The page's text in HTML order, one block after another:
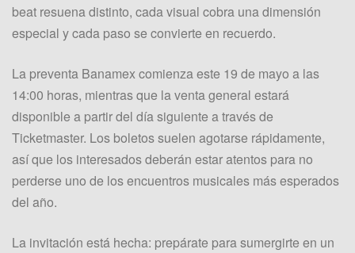
beat resuena distinto, cada visual cobra una dimensión
especial y cada paso se convierte en recuerdo.
La preventa Banamex comienza este 19 de mayo a las
14:00 horas, mientras que la venta general estará
disponible a partir del día siguiente a través de
Ticketmaster. Los boletos suelen agotarse rápidamente,
así que los interesados deberán estar atentos para no
perderse uno de los encuentros musicales más esperados
del año.
La invitación está hecha: prepárate para sumergirte en un